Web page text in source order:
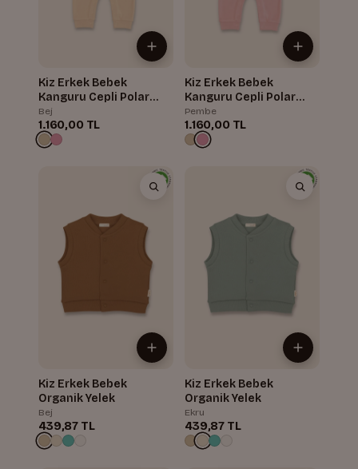
Kiz Erkek Bebek
Kanguru Cepli Polar
Tulum
Bej
1.160,00 TL
Kiz Erkek Bebek
Kanguru Cepli Polar
Tulum
Pembe
1.160,00 TL
Kiz Erkek Bebek
Organik Yelek
Bej
439,87 TL
Kiz Erkek Bebek
Organik Yelek
Ekru
439,87 TL